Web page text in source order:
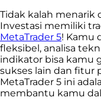
Tidak kalah menarik
Investasi memiliki
MetaTrader 5! Kamu
fleksibel, analisa
indikator bisa kamu
sukses lain dan fitur
MetaTrader 5 ini
membantu kamu